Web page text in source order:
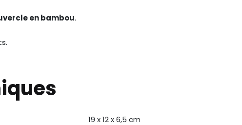
en bambou.
19 x 12 x 6,5 cm